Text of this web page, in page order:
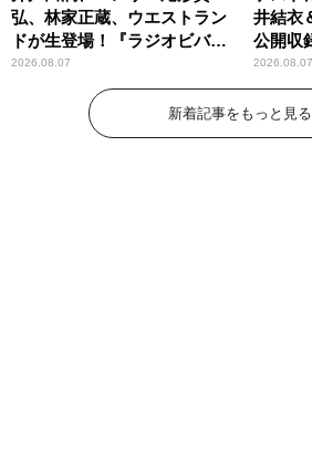
弘、林家正蔵、ウエストラン
ドが生登場！『ラジオビバリ
ー昼ズ』
2026.08.07
井結衣
公開収
2026.08.07
新着記事をもっと見る